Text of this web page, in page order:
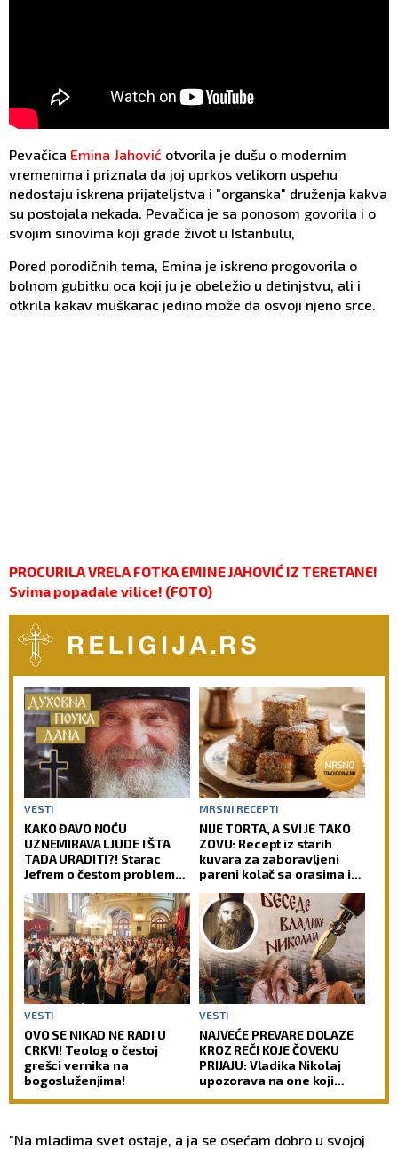
Pevačica Emina Jahović otvorila je dušu o modernim
vremenima i priznala da joj uprkos velikom uspehu
nedostaju iskrena prijateljstva i "organska" druženja kakva
su postojala nekada. Pevačica je sa ponosom govorila i o
svojim sinovima koji grade život u Istanbulu,
Pored porodičnih tema, Emina je iskreno progovorila o
bolnom gubitku oca koji ju je obeležio u detinjstvu, ali i
otkrila kakav muškarac jedino može da osvoji njeno srce.
PROCURILA VRELA FOTKA EMINE JAHOVIĆ IZ TERETANE!
Svima popadale vilice! (FOTO)
VESTI
KAKO ĐAVO NOĆU
UZNEMIRAVA LJUDE I ŠTA
TADA URADITI?! Starac
Jefrem o čestom problemu
strah u kosti
MRSNI RECEPTI
NIJE TORTA, A SVI JE TAKO
ZOVU: Recept iz starih
kuvara za zaboravljeni
pareni kolač sa orasima i
VESTI
OVO SE NIKAD NE RADI U
CRKVI! Teolog o čestoj
grešci vernika na
bogosluženjima!
VESTI
NAJVEĆE PREVARE DOLAZE
KROZ REČI KOJE ČOVEKU
PRIJAJU: Vladika Nikolaj
upozorava na one koji
"Na mladima svet ostaje, a ja se osećam dobro u svojoj